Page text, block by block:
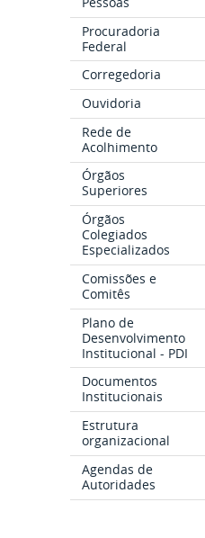
Procuradoria
Federal
Corregedoria
Ouvidoria
Rede de
Acolhimento
Órgãos
Superiores
Órgãos
Colegiados
Especializados
Comissões e
Comitês
Plano de
Desenvolvimento
Institucional - PDI
Documentos
Institucionais
Estrutura
organizacional
Agendas de
Autoridades